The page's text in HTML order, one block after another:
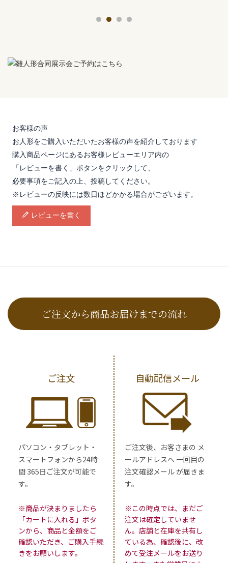
お客様の声
お人形をご購入いただいたお客様の声を紹介しております
購入商品ページにあるお客様レビューエリア内の
「レビューを書く」ボタンをクリックして、
必要事項をご記入の上、投稿してください。
※レビューの反映には数日ほどかかる場合がございます。
レビューを書く
ご注文から商品お届けまでの流れ
ご注文
パソコン・タブレット・
スマートフォンから24時
間 365日ご注文が可能で
す。
※商品が決まりましたら
「カートに入れる」ボタ
ンから、商品と金額をご
確認いただき、ご購入手続
きをお願いします。
自動配信メール
ご注文後、お客さまの メ
ールアドレスへ 一回目の
注文確認メール が届きま
す。
※この時点では、まだご
注文は確定していませ
ん。店舗と在庫を共有し
ている為、確認後に、改
めて受注メールをお送り